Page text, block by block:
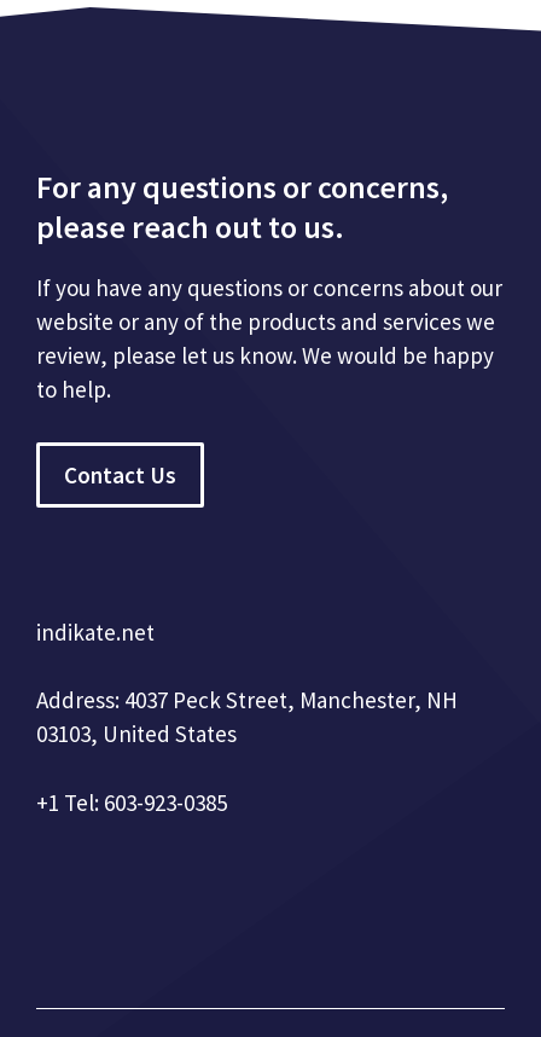
For any questions or concerns,
please reach out to us.
If you have any questions or concerns about our
website or any of the products and services we
review, please let us know. We would be happy
to help.
Contact Us
indikate.net
Address: 4037 Peck Street, Manchester, NH
03103, United States
+1 Tel: 603-923-0385